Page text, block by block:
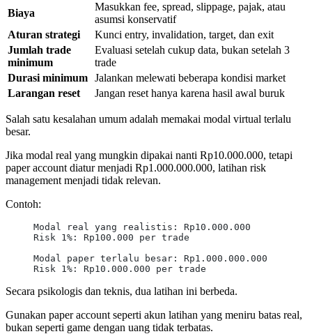
Biaya
Masukkan fee, spread, slippage, pajak, atau
asumsi konservatif
Aturan strategi
Kunci entry, invalidation, target, dan exit
Jumlah trade
minimum
Evaluasi setelah cukup data, bukan setelah 3
trade
Durasi minimum Jalankan melewati beberapa kondisi market
Larangan reset
Jangan reset hanya karena hasil awal buruk
Salah satu kesalahan umum adalah memakai modal virtual terlalu
besar.
Jika modal real yang mungkin dipakai nanti Rp10.000.000, tetapi
paper account diatur menjadi Rp1.000.000.000, latihan risk
management menjadi tidak relevan.
Contoh:
Modal real yang realistis: Rp10.000.000
Risk 1%: Rp100.000 per trade
Modal paper terlalu besar: Rp1.000.000.000
Risk 1%: Rp10.000.000 per trade
Secara psikologis dan teknis, dua latihan ini berbeda.
Gunakan paper account seperti akun latihan yang meniru batas real,
bukan seperti game dengan uang tidak terbatas.